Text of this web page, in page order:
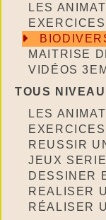
LES
MAITRISE
VIDÉOS
TOUS
LES
REUSSIR
JEUX
DESSINER
REALISER
RÉALISER